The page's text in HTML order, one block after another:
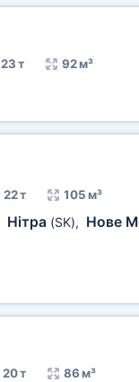
23 т 92 м³
22 т 105 м³
Нітра (SK), Нове
20 т 86 м³